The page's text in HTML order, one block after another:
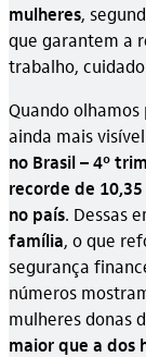
mulheres,
que garantem a
trabalho,
Quando
ainda mais
no Brasil – 4º
recorde de
no país. Dessas
família, o que
segurança
números
mulheres donas
maior que a dos